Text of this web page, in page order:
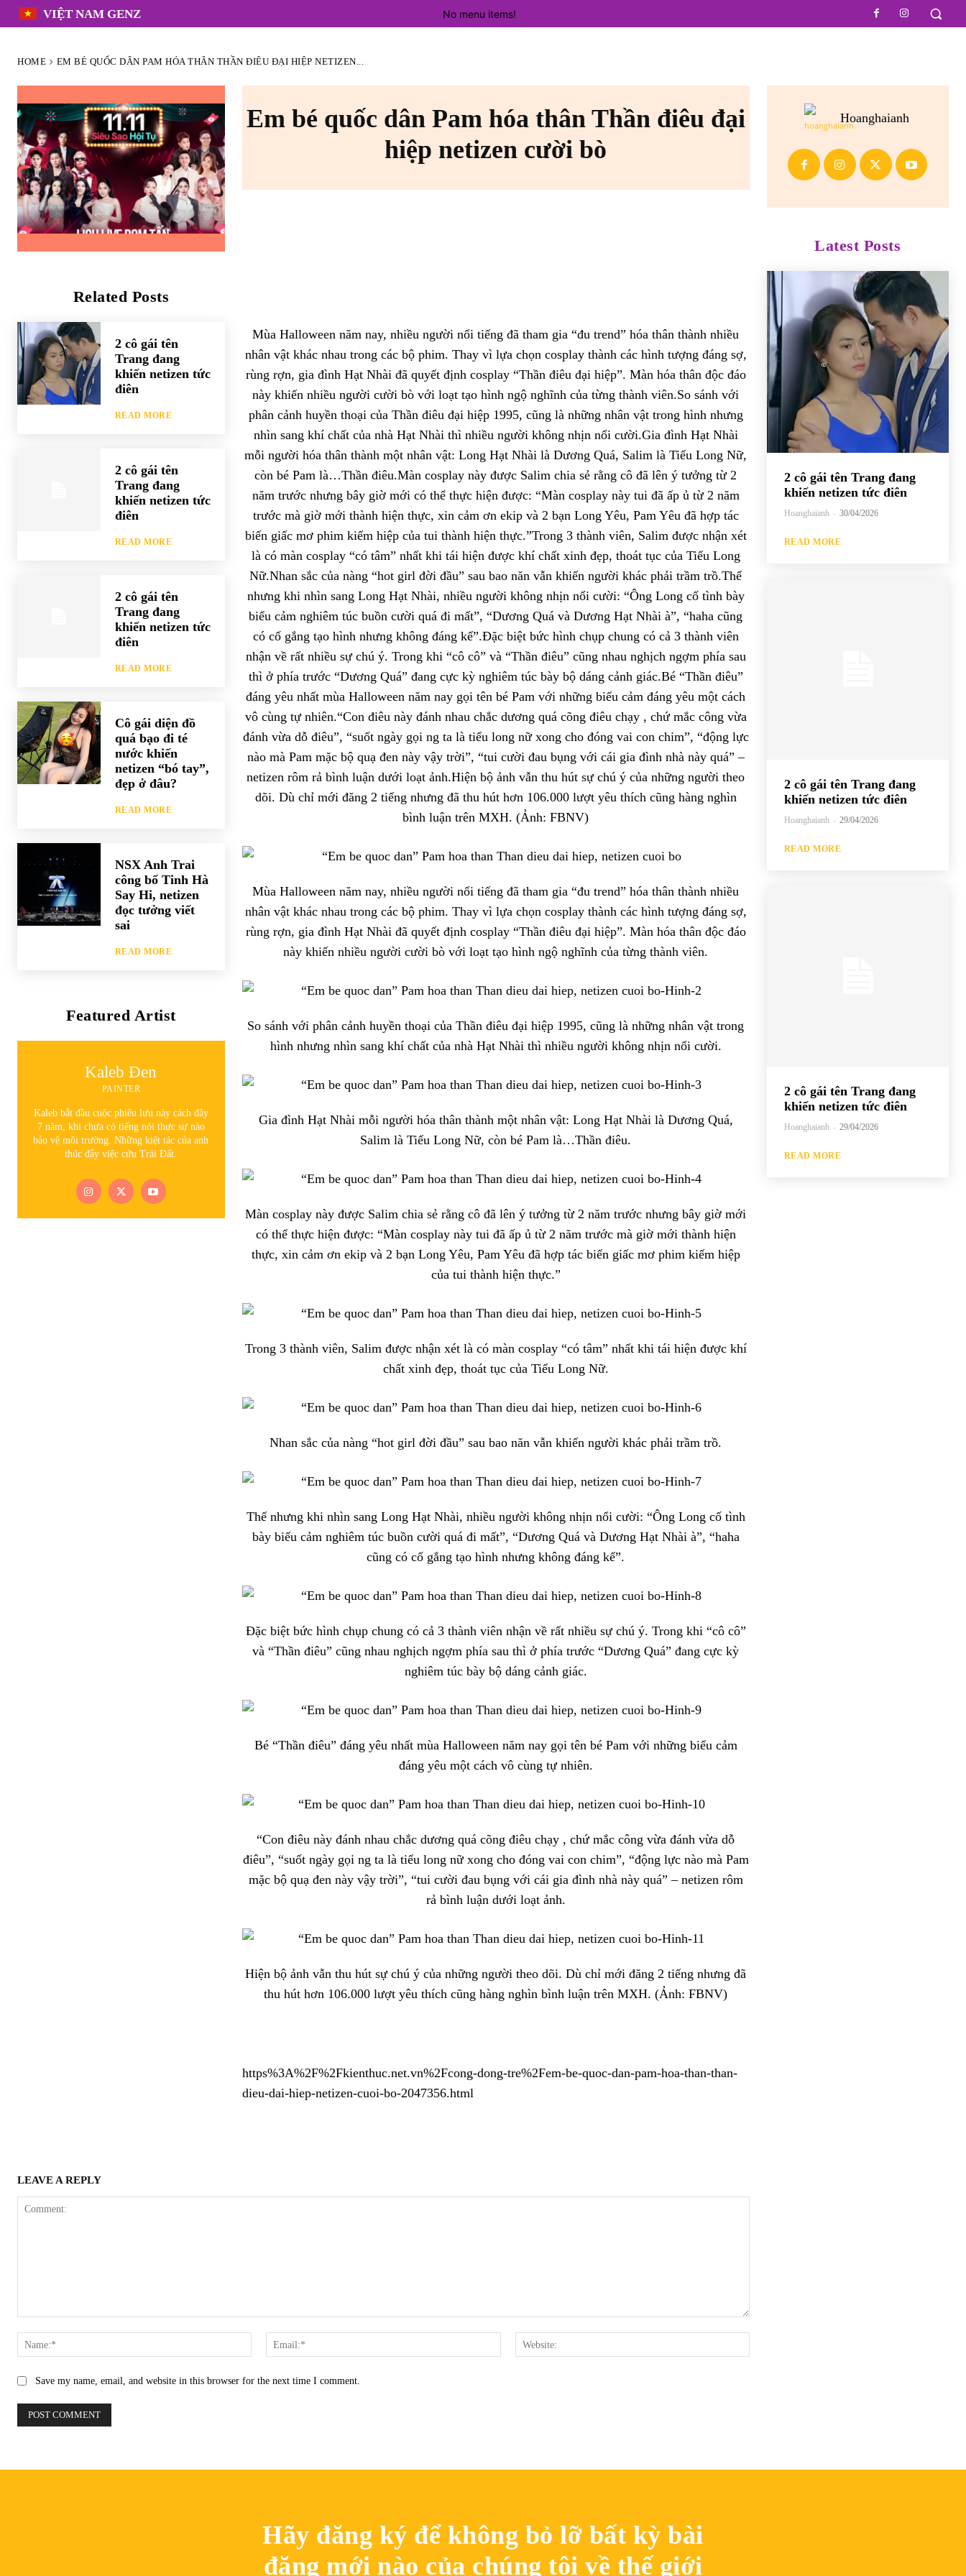
VIỆT NAM GENZ No menu items!
HOME EM BÉ QUỐC DÂN PAM HÓA THÂN THẦN ĐIÊU ĐẠI HIỆP NETIZEN...
Related Posts
2 cô gái tên
Trang đang
khiến netizen tức
điên
READ MORE
2 cô gái tên
Trang đang
khiến netizen tức
điên
READ MORE
2 cô gái tên
Trang đang
khiến netizen tức
điên
READ MORE
Cô gái diện đồ
quá bạo đi té
nước khiến
netizen “bó tay”,
đẹp ở đâu?
READ MORE
NSX Anh Trai
công bố Tinh Hà
Say Hi, netizen
đọc tưởng viết
sai
READ MORE
Featured Artist
Kaleb Đen
PAINTER
Kaleb bắt đầu cuộc phiêu lưu này cách đây
7 năm, khi chưa có tiếng nói thực sự nào
bảo vệ môi trường. Những kiệt tác của anh
thúc đẩy việc cứu Trái Đất.
Em bé quốc dân Pam hóa thân Thần điêu đại
hiệp netizen cười bò
Mùa Halloween năm nay, nhiều người nổi tiếng đã tham gia “đu trend” hóa thân thành nhiều
nhân vật khác nhau trong các bộ phim. Thay vì lựa chọn cosplay thành các hình tượng đáng sợ,
rùng rợn, gia đình Hạt Nhài đã quyết định cosplay “Thần điêu đại hiệp”. Màn hóa thân độc đáo
này khiến nhiều người cười bò với loạt tạo hình ngộ nghĩnh của từng thành viên.So sánh với
phân cảnh huyền thoại của Thần điêu đại hiệp 1995, cũng là những nhân vật trong hình nhưng
nhìn sang khí chất của nhà Hạt Nhài thì nhiều người không nhịn nổi cười.Gia đình Hạt Nhài
mỗi người hóa thân thành một nhân vật: Long Hạt Nhài là Dương Quá, Salim là Tiểu Long Nữ,
còn bé Pam là…Thần điêu.Màn cosplay này được Salim chia sẻ rằng cô đã lên ý tưởng từ 2
năm trước nhưng bây giờ mới có thể thực hiện được: “Màn cosplay này tui đã ấp ủ từ 2 năm
trước mà giờ mới thành hiện thực, xin cảm ơn ekip và 2 bạn Long Yêu, Pam Yêu đã hợp tác
biến giấc mơ phim kiếm hiệp của tui thành hiện thực.”Trong 3 thành viên, Salim được nhận xét
là có màn cosplay “có tâm” nhất khi tái hiện được khí chất xinh đẹp, thoát tục của Tiểu Long
Nữ.Nhan sắc của nàng “hot girl đời đầu” sau bao năn vẫn khiến người khác phải trầm trồ.Thế
nhưng khi nhìn sang Long Hạt Nhài, nhiều người không nhịn nổi cười: “Ông Long cố tình bày
biểu cảm nghiêm túc buồn cười quá đi mất”, “Dương Quá và Dương Hạt Nhài à”, “haha cũng
có cố gắng tạo hình nhưng không đáng kể”.Đặc biệt bức hình chụp chung có cả 3 thành viên
nhận về rất nhiều sự chú ý. Trong khi “cô cô” và “Thần điêu” cũng nhau nghịch ngợm phía sau
thì ở phía trước “Dương Quá” đang cực kỳ nghiêm túc bày bộ dáng cảnh giác.Bé “Thần điêu”
đáng yêu nhất mùa Halloween năm nay gọi tên bé Pam với những biểu cảm đáng yêu một cách
vô cùng tự nhiên.“Con điêu này đánh nhau chắc dương quá cõng điêu chạy , chứ mắc công vừa
đánh vừa dỗ điêu”, “suốt ngày gọi ng ta là tiểu long nữ xong cho đóng vai con chim”, “động lực
nào mà Pam mặc bộ quạ đen này vậy trời”, “tui cười đau bụng với cái gia đình nhà này quá” –
netizen rôm rả bình luận dưới loạt ảnh.Hiện bộ ảnh vẫn thu hút sự chú ý của những người theo
dõi. Dù chỉ mới đăng 2 tiếng nhưng đã thu hút hơn 106.000 lượt yêu thích cũng hàng nghìn
bình luận trên MXH. (Ảnh: FBNV)
Mùa Halloween năm nay, nhiều người nổi tiếng đã tham gia “đu trend” hóa thân thành nhiều
nhân vật khác nhau trong các bộ phim. Thay vì lựa chọn cosplay thành các hình tượng đáng sợ,
rùng rợn, gia đình Hạt Nhài đã quyết định cosplay “Thần điêu đại hiệp”. Màn hóa thân độc đáo
này khiến nhiều người cười bò với loạt tạo hình ngộ nghĩnh của từng thành viên.
So sánh với phân cảnh huyền thoại của Thần điêu đại hiệp 1995, cũng là những nhân vật trong
hình nhưng nhìn sang khí chất của nhà Hạt Nhài thì nhiều người không nhịn nổi cười.
Gia đình Hạt Nhài mỗi người hóa thân thành một nhân vật: Long Hạt Nhài là Dương Quá,
Salim là Tiểu Long Nữ, còn bé Pam là…Thần điêu.
Màn cosplay này được Salim chia sẻ rằng cô đã lên ý tưởng từ 2 năm trước nhưng bây giờ mới
có thể thực hiện được: “Màn cosplay này tui đã ấp ủ từ 2 năm trước mà giờ mới thành hiện
thực, xin cảm ơn ekip và 2 bạn Long Yêu, Pam Yêu đã hợp tác biến giấc mơ phim kiếm hiệp
của tui thành hiện thực.”
Trong 3 thành viên, Salim được nhận xét là có màn cosplay “có tâm” nhất khi tái hiện được khí
chất xinh đẹp, thoát tục của Tiểu Long Nữ.
Nhan sắc của nàng “hot girl đời đầu” sau bao năn vẫn khiến người khác phải trầm trồ.
Thế nhưng khi nhìn sang Long Hạt Nhài, nhiều người không nhịn nổi cười: “Ông Long cố tình
bày biểu cảm nghiêm túc buồn cười quá đi mất”, “Dương Quá và Dương Hạt Nhài à”, “haha
cũng có cố gắng tạo hình nhưng không đáng kể”.
Đặc biệt bức hình chụp chung có cả 3 thành viên nhận về rất nhiều sự chú ý. Trong khi “cô cô”
và “Thần điêu” cũng nhau nghịch ngợm phía sau thì ở phía trước “Dương Quá” đang cực kỳ
nghiêm túc bày bộ dáng cảnh giác.
Bé “Thần điêu” đáng yêu nhất mùa Halloween năm nay gọi tên bé Pam với những biểu cảm
đáng yêu một cách vô cùng tự nhiên.
“Con điêu này đánh nhau chắc dương quá cõng điêu chạy , chứ mắc công vừa đánh vừa dỗ
điêu”, “suốt ngày gọi ng ta là tiểu long nữ xong cho đóng vai con chim”, “động lực nào mà Pam
mặc bộ quạ đen này vậy trời”, “tui cười đau bụng với cái gia đình nhà này quá” – netizen rôm
rả bình luận dưới loạt ảnh.
Hiện bộ ảnh vẫn thu hút sự chú ý của những người theo dõi. Dù chỉ mới đăng 2 tiếng nhưng đã
thu hút hơn 106.000 lượt yêu thích cũng hàng nghìn bình luận trên MXH. (Ảnh: FBNV)
https%3A%2F%2Fkienthuc.net.vn%2Fcong-dong-tre%2Fem-be-quoc-dan-pam-hoa-than-than-
dieu-dai-hiep-netizen-cuoi-bo-2047356.html
LEAVE A REPLY
Name:*
Email:*
Save my name, email, and website in this browser for the next time I comment.
Hoanghaianh
Latest Posts
2 cô gái tên Trang đang
khiến netizen tức điên
Hoanghaianh - 30/04/2026
READ MORE
2 cô gái tên Trang đang
khiến netizen tức điên
Hoanghaianh - 29/04/2026
READ MORE
2 cô gái tên Trang đang
khiến netizen tức điên
Hoanghaianh - 29/04/2026
READ MORE
Hãy đăng ký để không bỏ lỡ bất kỳ bài
đăng mới nào của chúng tôi về thế giới